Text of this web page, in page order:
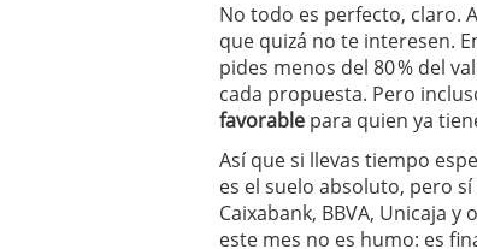
No todo es perfecto, claro.
que quizá no te interesen.
pides menos del 80 % del
cada propuesta. Pero
favorable para quien ya
Así que si llevas tiempo
es el suelo absoluto, pero
Caixabank, BBVA, Unicaja
este mes no es humo: es